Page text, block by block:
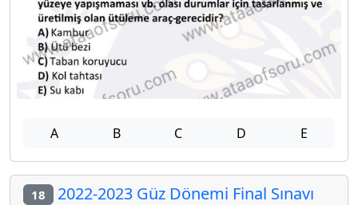
A B C D E
18 2022-2023 Güz Dönemi Final Sınavı